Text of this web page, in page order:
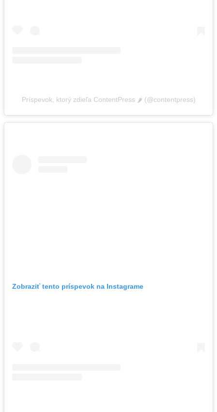
Príspevok, ktorý zdieľa ContentPress 🌶️ (@contentpress)
Zobraziť tento príspevok na Instagrame